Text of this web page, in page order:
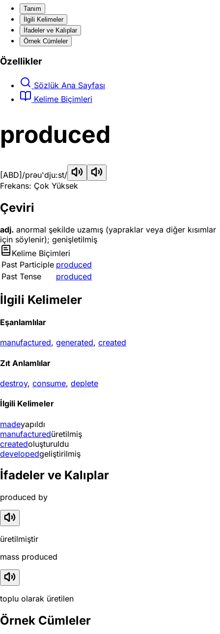
Tanım
İlgili Kelimeler
İfadeler ve Kalıplar
Örnek Cümleler
Özellikler
Sözlük Ana Sayfası
Kelime Biçimleri
produced
[ABD] /prəu'dju:st/
Frekans: Çok Yüksek
Çeviri
adj. anormal şekilde uzamış (yapraklar veya diğer kısımlar
için söylenir); genişletilmiş
Kelime Biçimleri
Past Participle produced
Past Tense
produced
İlgili Kelimeler
Eşanlamlılar
manufactured, generated, created
Zıt Anlamlılar
destroy, consume, deplete
İlgili Kelimeler
madeyapıldı
manufacturedüretilmiş
createdoluşturuldu
developedgeliştirilmiş
İfadeler ve Kalıplar
produced by
üretilmiştir
mass produced
toplu olarak üretilen
Örnek Cümleler